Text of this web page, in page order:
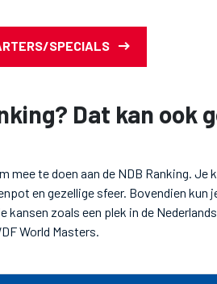
SPECIALS
Dat kan ook
te doen aan de NDB Ranking. Je
en gezellige sfeer. Bovendien kun
zoals een plek in de
World Masters.